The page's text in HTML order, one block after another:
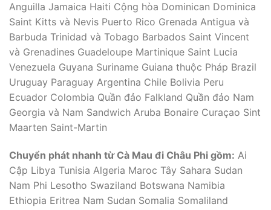
Anguilla Jamaica Haiti Cộng hòa Dominican Dominica
Saint Kitts và Nevis Puerto Rico Grenada Antigua và
Barbuda Trinidad và Tobago Barbados Saint Vincent
và Grenadines Guadeloupe Martinique Saint Lucia
Venezuela Guyana Suriname Guiana thuộc Pháp Brazil
Uruguay Paraguay Argentina Chile Bolivia Peru
Ecuador Colombia Quần đảo Falkland Quần đảo Nam
Georgia và Nam Sandwich Aruba Bonaire Curaçao Sint
Maarten Saint-Martin
Chuyển phát nhanh từ Cà Mau đi Châu Phi gồm: Ai
Cập Libya Tunisia Algeria Maroc Tây Sahara Sudan
Nam Phi Lesotho Swaziland Botswana Namibia
Ethiopia Eritrea Nam Sudan Somalia Somaliland